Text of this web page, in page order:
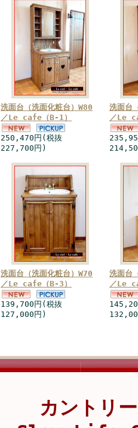
洗面台（洗面化粧台）W80
／Le cafe（B-1）
250,470円(税抜
227,700円)
洗面台
／Le
洗面台（洗面化粧台）W70
／Le cafe（B-3）
139,700円(税抜
127,000円)
洗面台
／Le
カントリ